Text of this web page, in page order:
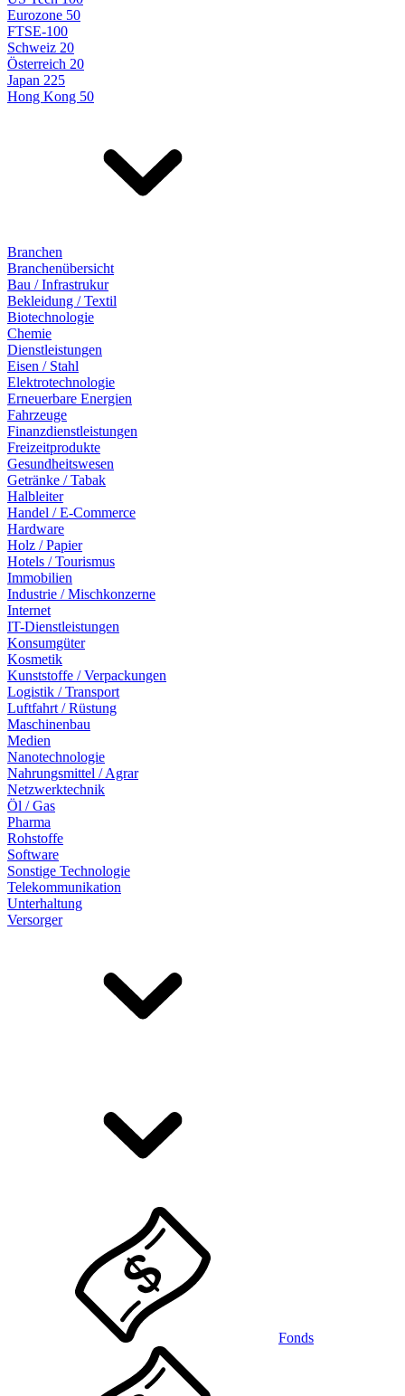
Eurozone 50
FTSE-100
Schweiz 20
Österreich 20
Japan 225
Hong Kong 50
Branchen
Branchenübersicht
Bau / Infrastrukur
Bekleidung / Textil
Biotechnologie
Chemie
Dienstleistungen
Eisen / Stahl
Elektrotechnologie
Erneuerbare Energien
Fahrzeuge
Finanzdienstleistungen
Freizeitprodukte
Gesundheitswesen
Getränke / Tabak
Halbleiter
Handel / E-Commerce
Hardware
Holz / Papier
Hotels / Tourismus
Immobilien
Industrie / Mischkonzerne
Internet
IT-Dienstleistungen
Konsumgüter
Kosmetik
Kunststoffe / Verpackungen
Logistik / Transport
Luftfahrt / Rüstung
Maschinenbau
Medien
Nanotechnologie
Nahrungsmittel / Agrar
Netzwerktechnik
Öl / Gas
Pharma
Rohstoffe
Software
Sonstige Technologie
Telekommunikation
Unterhaltung
Versorger
Fonds